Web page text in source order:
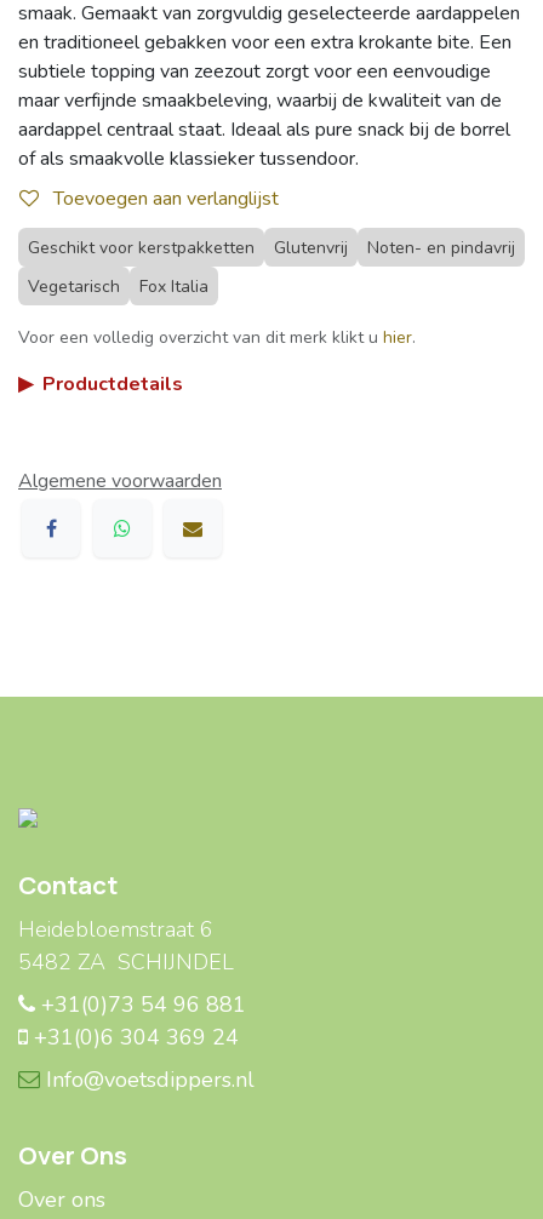
smaak. Gemaakt van zorgvuldig geselecteerde aardappelen
en traditioneel gebakken voor een extra krokante bite. Een
subtiele topping van zeezout zorgt voor een eenvoudige
maar verfijnde smaakbeleving, waarbij de kwaliteit van de
aardappel centraal staat. Ideaal als pure snack bij de borrel
of als smaakvolle klassieker tussendoor.
Toevoegen aan verlanglijst
Geschikt voor kerstpakketten Glutenvrij
Noten- en pindavrij
Vegetarisch
Fox Italia
Voor een volledig overzicht van dit merk klikt u hier.
▶ Productdetails
Algemene voorwaarden
Contact
Heidebloemstraat 6
5482 ZA SCHIJNDEL
+31(0)73 54 96 881
+31(0)6 304 369 24
Info@voetsdippers.nl
Over Ons
Over ons